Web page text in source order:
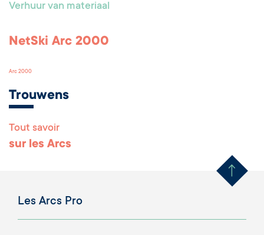
Verhuur van materiaal
NetSki Arc 2000
Arc 2000
Trouwens
Tout savoir
sur les Arcs Remonter
Les Arcs Pro